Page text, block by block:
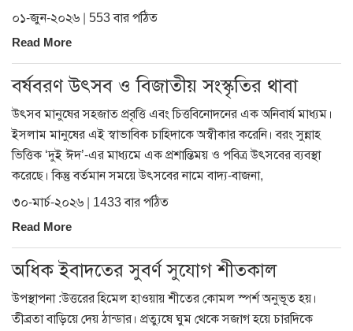
০১-জুন-২০২৬ | 553 বার পঠিত
Read More
বর্ষবরণ উৎসব ও বিজাতীয় সংস্কৃতির থাবা
উৎসব মানুষের সহজাত প্রবৃত্তি এবং চিত্তবিনোদনের এক অনিবার্য মাধ্যম।
ইসলাম মানুষের এই স্বাভাবিক চাহিদাকে অস্বীকার করেনি। বরং সুন্নাহ
ভিত্তিক ‘দুই ঈদ’-এর মাধ্যমে এক প্রশান্তিময় ও পবিত্র উৎসবের ব্যবস্থা
করেছে। কিন্তু বর্তমান সময়ে উৎসবের নামে বাদ্য-বাজনা,
৩০-মার্চ-২০২৬ | 1433 বার পঠিত
Read More
অধিক ইবাদতের সুবর্ণ সুযোগ শীতকাল
উপস্থাপনা :উত্তরের হিমেল হাওয়ায় শীতের কোমল স্পর্শ অনুভূত হয়।
তীব্রতা বাড়িয়ে দেয় ঠান্ডার। প্রত্যুষে ঘুম থেকে সজাগ হয়ে চারদিকে